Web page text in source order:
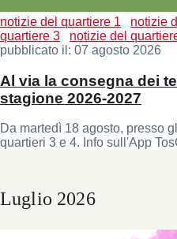
notizie del quartiere 1 notizie
quartiere 3
notizie del
pubblicato il: 07 agosto 2026
Al via la consegna dei
stagione 2026-2027
Da martedì 18 agosto, presso
quartieri 3 e 4. Info sull'App
Luglio 2026